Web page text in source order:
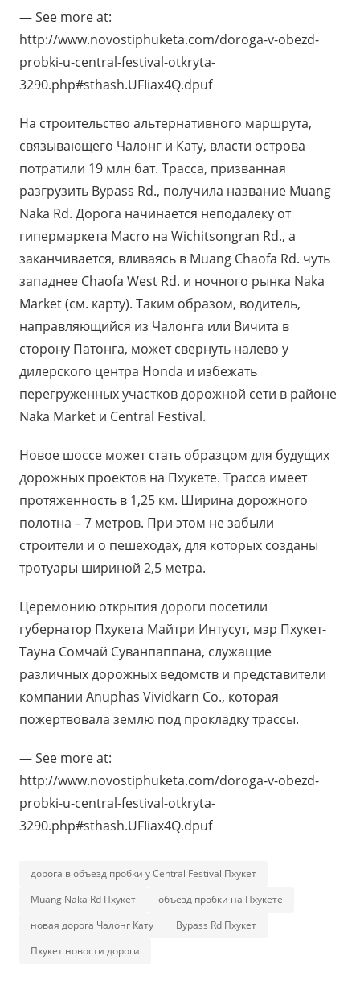
— See more at:
http://www.novostiphuketa.com/doroga-v-obezd-
probki-u-central-festival-otkryta-
3290.php#sthash.UFIiax4Q.dpuf
На строительство альтернативного маршрута,
связывающего Чалонг и Кату, власти острова
потратили 19 млн бат. Трасса, призванная
разгрузить Bypass Rd., получила название Muang
Naka Rd. Дорога начинается неподалеку от
гипермаркета Macro на Wichitsongran Rd., а
заканчивается, вливаясь в Muang Chaofa Rd. чуть
западнее Chaofa West Rd. и ночного рынка Naka
Market (см. карту). Таким образом, водитель,
направляющийся из Чалонга или Вичита в
сторону Патонга, может свернуть налево у
дилерского центра Honda и избежать
перегруженных участков дорожной сети в районе
Naka Market и Central Festival.
Новое шоссе может стать образцом для будущих
дорожных проектов на Пхукете. Трасса имеет
протяженность в 1,25 км. Ширина дорожного
полотна – 7 метров. При этом не забыли
строители и о пешеходах, для которых созданы
тротуары шириной 2,5 метра.
Церемонию открытия дороги посетили
губернатор Пхукета Майтри Интусут, мэр Пхукет-
Тауна Сомчай Суванпаппана, служащие
различных дорожных ведомств и представители
компании Anuphas Vividkarn Co., которая
пожертвовала землю под прокладку трассы.
— See more at:
http://www.novostiphuketa.com/doroga-v-obezd-
probki-u-central-festival-otkryta-
3290.php#sthash.UFIiax4Q.dpuf
дорога в объезд пробки у Central Festival Пхукет
Muang Naka Rd Пхукет
объезд пробки на Пхукете
новая дорога Чалонг Кату
Bypass Rd Пхукет
Пхукет новости дороги